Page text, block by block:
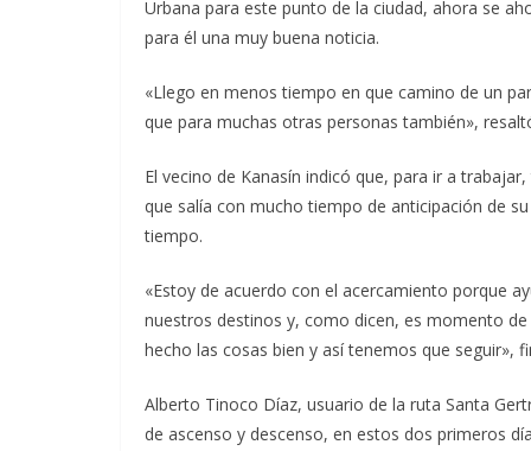
Urbana para este punto de la ciudad, ahora se
para él una muy buena noticia.
«Llego en menos tiempo en que camino de un
que para muchas otras personas también»,
El vecino de Kanasín indicó que, para ir a
que salía con mucho tiempo de anticipación de
tiempo.
«Estoy de acuerdo con el acercamiento porque
nuestros destinos y, como dicen, es momento
hecho las cosas bien y así tenemos que seguir»,
Alberto Tinoco Díaz, usuario de la ruta Santa
de ascenso y descenso, en estos dos primeros